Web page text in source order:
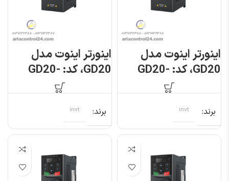
اینورتر اینوت مدل
GD20، کد: GD20-
برند invt
اینورتر اینوت مدل
GD20، کد: GD20-
برند invt